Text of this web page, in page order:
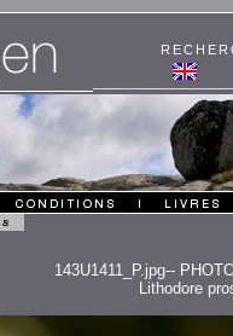
143U1411_P.jpg--
Lithodore